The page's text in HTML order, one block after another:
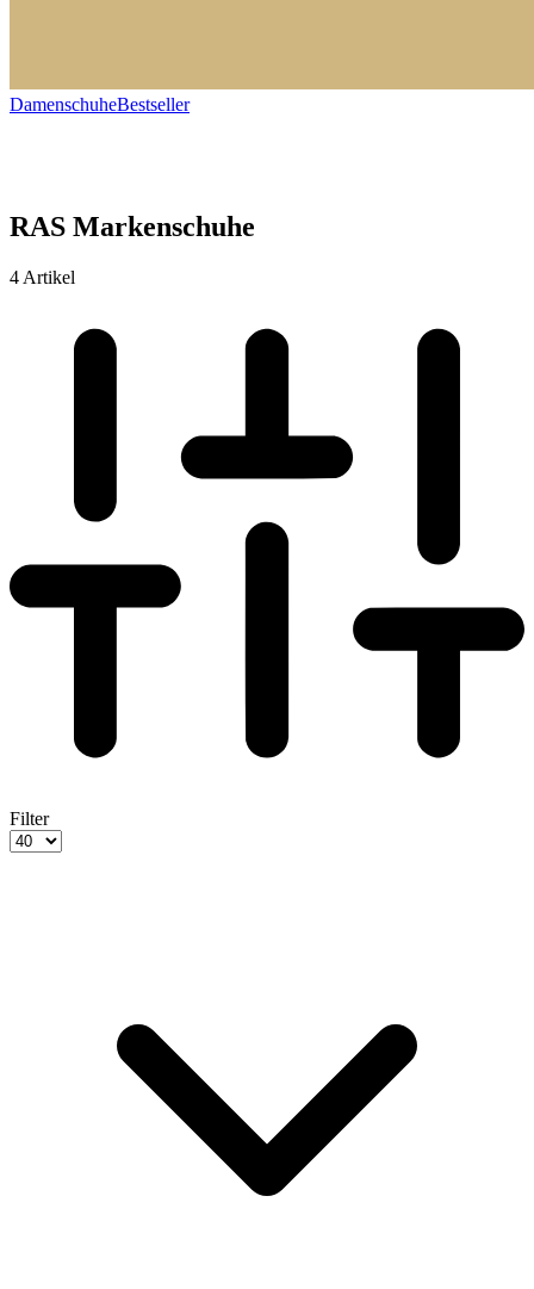
DamenschuheBestseller
RAS Markenschuhe
4 Artikel
Filter